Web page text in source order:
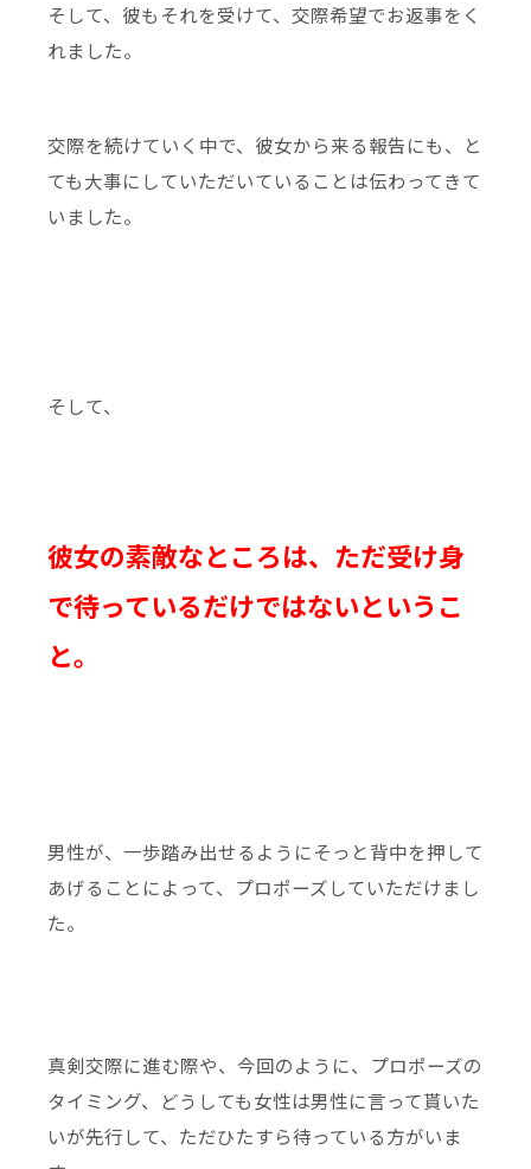
そして、彼もそれを受けて、交際希望でお返事をく
れました。
交際を続けていく中で、彼女から来る報告にも、と
ても大事にしていただいていることは伝わってきて
いました。
そして、
彼女の素敵なところは、ただ受け身
で待っているだけではないというこ
と。
男性が、一歩踏み出せるようにそっと背中を押して
あげることによって、プロポーズしていただけまし
た。
真剣交際に進む際や、今回のように、プロポーズの
タイミング、どうしても女性は男性に言って貰いた
いが先行して、ただひたすら待っている方がいま